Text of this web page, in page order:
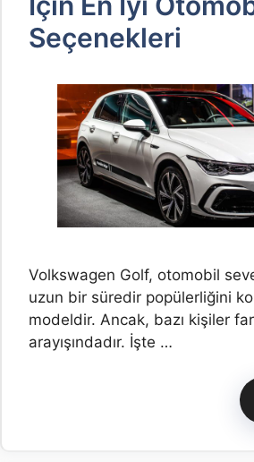
Seçenekleri
Volkswagen Golf, otomobil
uzun bir süredir popülerliğini
modeldir. Ancak, bazı kişiler
arayışındadır. İşte …